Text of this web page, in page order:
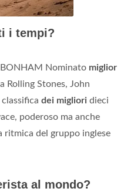
i tempi?
BONHAM Nominato miglior
Rolling Stones, John
dei migliori dieci
poderoso ma anche
ritmica del gruppo inglese
al mondo?